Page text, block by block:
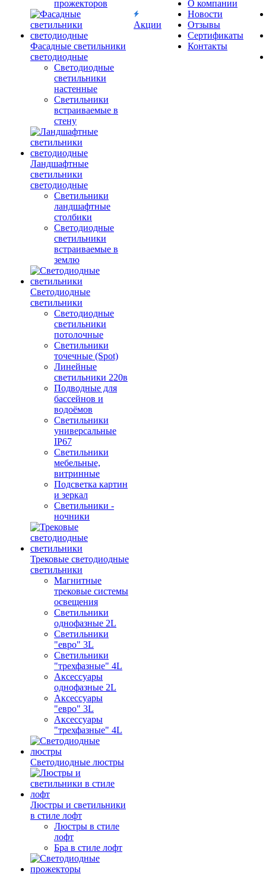
прожекторов
Фасадные светильники
светодиодные
Светодиодные
светильники
настенные
Светильники
встраиваемые в
стену
Ландшафтные
светильники
светодиодные
Светильники
ландшафтные
столбики
Светодиодные
светильники
встраиваемые в
землю
Светодиодные
светильники
Светодиодные
светильники
потолочные
Светильники
точечные (Spot)
Линейные
светильники 220в
Подводные для
бассейнов и
водоёмов
Светильники
универсальные
IP67
Светильники
мебельные,
витринные
Подсветка картин
и зеркал
Светильники -
ночники
Трековые светодиодные
светильники
Магнитные
трековые системы
освещения
Светильники
однофазные 2L
Светильники
"евро" 3L
Светильники
"трехфазные" 4L
Аксессуары
однофазные 2L
Аксессуары
"евро" 3L
Аксессуары
"трехфазные" 4L
Светодиодные люстры
Люстры и светильники
в стиле лофт
Люстры в стиле
лофт
Бра в стиле лофт
Акции
О компании
Новости
Отзывы
Сертификаты
Контакты